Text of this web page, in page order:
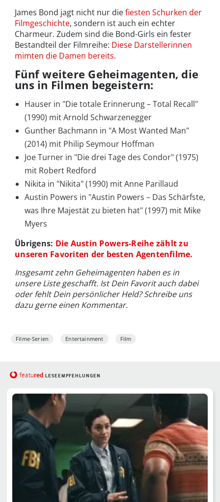
James Bond jagt nicht nur diefiesten Schurken der
Filmgeschichte, sondern ist auch ein echter
Charmeur. Zudem sind die Bond-Girls ein fester
Bestandteil der Filmreihe: Diese Darstellerinnen
mimten die Damen bereits.
Fünf weitere Geheimagenten, die
uns in Filmen begeistern:
Hauser in "Die totale Erinnerung – Total Recall"
(1990) mit Arnold Schwarzenegger
Gunther Bachmann in "A Most Wanted Man"
(2014) mit Philip Seymour Hoffman
Joe Turner in "Die drei Tage des Condor" (1975)
mit Robert Redford
Nikita in "Nikita" (1990) mit Anne Parillaud
Austin Powers in "Austin Powers – Das Schärfste,
was Ihre Majestät zu bieten hat" (1997) mit Mike
Myers
Übrigens: Die Austin Powers-Reihe zählt zu
unseren Favoriten der besten Agentenfilme.
Insgesamt zehn Geheimagenten haben es in
unsere Liste geschafft. Ist Dein Favorit auch dabei
oder fehlt Dein persönlicher Held? Schreibe uns
dazu gerne einen Kommentar.
Filme-Serien Entertainment Film
featured LESEEMPFEHLUNGEN